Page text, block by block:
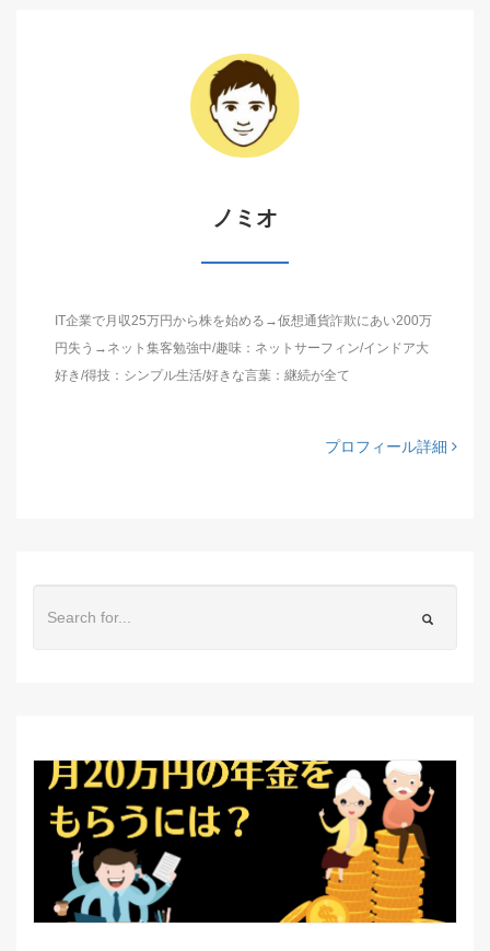
ノミオ
IT企業で月収25万円から株を始める→仮想通貨詐欺にあい200万
円失う→ネット集客勉強中/趣味：ネットサーフィン/インドア大
好き/得技：シンプル生活/好きな言葉：継続が全て
プロフィール詳細